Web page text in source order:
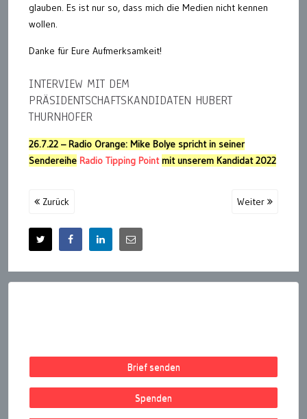
glauben. Es ist nur so, dass mich die Medien nicht kennen
wollen.
Danke für Eure Aufmerksamkeit!
INTERVIEW MIT DEM
PRÄSIDENTSCHAFTSKANDIDATEN HUBERT
THURNHOFER
26.7.22 – Radio Orange: Mike Bolye spricht in seiner
Sendereihe Radio Tipping Point mit unserem Kandidat 2022
Zurück Weiter
Brief senden
Spenden